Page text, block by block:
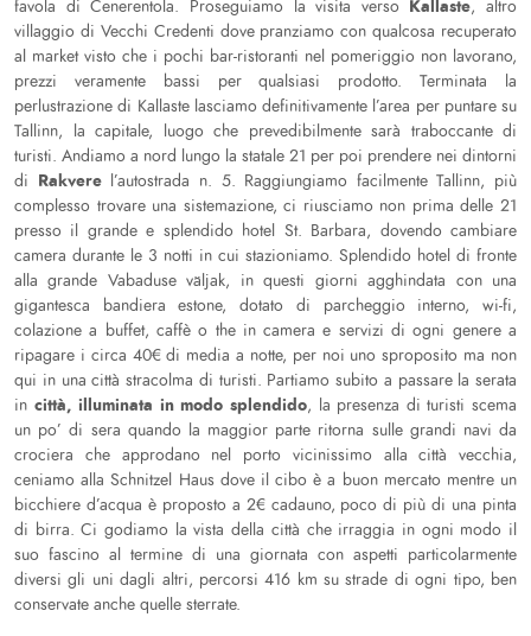
favola di Cenerentola. Proseguiamo la visita verso Kallaste, altro
villaggio di Vecchi Credenti dove pranziamo con qualcosa recuperato
al market visto che i pochi bar-ristoranti nel pomeriggio non lavorano,
prezzi veramente bassi per qualsiasi prodotto. Terminata la
perlustrazione di Kallaste lasciamo definitivamente l’area per puntare su
Tallinn, la capitale, luogo che prevedibilmente sarà traboccante di
turisti. Andiamo a nord lungo la statale 21 per poi prendere nei dintorni
di Rakvere l’autostrada n. 5. Raggiungiamo facilmente Tallinn, più
complesso trovare una sistemazione, ci riusciamo non prima delle 21
presso il grande e splendido hotel St. Barbara, dovendo cambiare
camera durante le 3 notti in cui stazioniamo. Splendido hotel di fronte
alla grande Vabaduse väljak, in questi giorni agghindata con una
gigantesca bandiera estone, dotato di parcheggio interno, wi-fi,
colazione a buffet, caffè o the in camera e servizi di ogni genere a
ripagare i circa 40€ di media a notte, per noi uno sproposito ma non
qui in una città stracolma di turisti. Partiamo subito a passare la serata
in città, illuminata in modo splendido, la presenza di turisti scema
un po’ di sera quando la maggior parte ritorna sulle grandi navi da
crociera che approdano nel porto vicinissimo alla città vecchia,
ceniamo alla Schnitzel Haus dove il cibo è a buon mercato mentre un
bicchiere d’acqua è proposto a 2€ cadauno, poco di più di una pinta
di birra. Ci godiamo la vista della città che irraggia in ogni modo il
suo fascino al termine di una giornata con aspetti particolarmente
diversi gli uni dagli altri, percorsi 416 km su strade di ogni tipo, ben
conservate anche quelle sterrate.